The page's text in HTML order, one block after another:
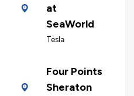
at
SeaWorld
Tesla
Four Points
Sheraton